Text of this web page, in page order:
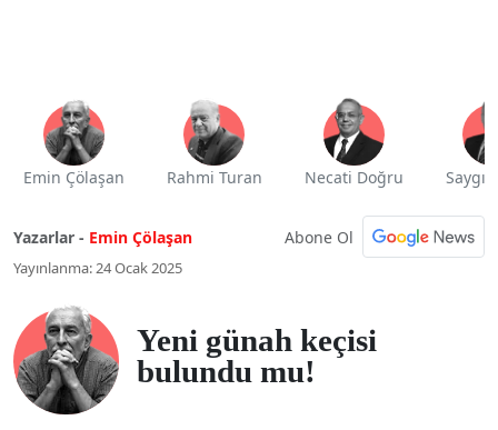
Emin Çölaşan Rahmi Turan Necati Doğru Saygı
Yazarlar - Emin Çölaşan Abone Ol
Yayınlanma: 24 Ocak 2025
Yeni günah keçisi
bulundu mu!